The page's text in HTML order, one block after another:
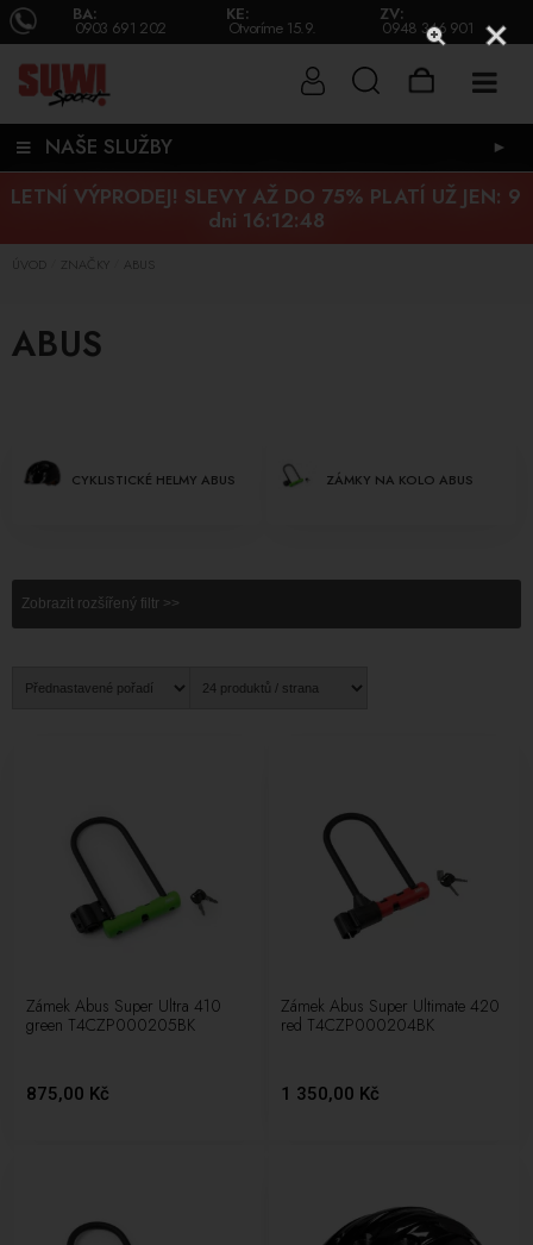
BA:
0903 691 202
KE:
Otvoríme 15.9.
ZV:
0948 346 901
NAŠE SLUŽBY ►
LETNÍ VÝPRODEJ! SLEVY AŽ DO 75% PLATÍ UŽ JEN: 9
dni 16:12:47
ÚVOD ZNAČKY ABUS
ABUS
CYKLISTICKÉ HELMY ABUS ZÁMKY NA KOLO ABUS
Zobrazit rozšířený filtr >>
Zámek Abus Super Ultra 410
green T4CZP000205BK
875,00 Kč
Zámek Abus Super Ultimate 420
red T4CZP000204BK
1 350,00 Kč